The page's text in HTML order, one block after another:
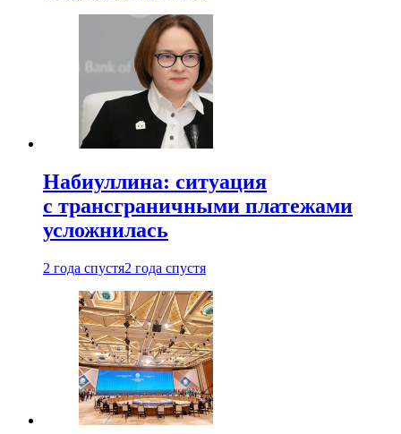
Набиуллина: ситуация
с трансграничными платежами
усложнилась
2 года спустя2 года спустя